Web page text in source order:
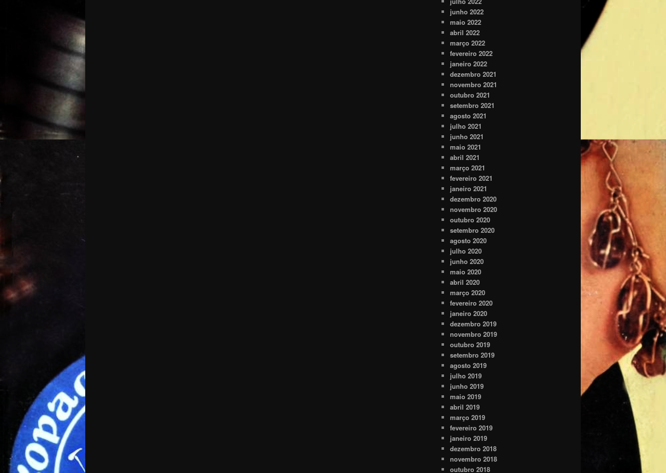
junho 2022
maio 2022
abril 2022
março 2022
fevereiro 2022
janeiro 2022
dezembro 2021
novembro 2021
outubro 2021
setembro 2021
agosto 2021
julho 2021
junho 2021
maio 2021
abril 2021
março 2021
fevereiro 2021
janeiro 2021
dezembro 2020
novembro 2020
outubro 2020
setembro 2020
agosto 2020
julho 2020
junho 2020
maio 2020
abril 2020
março 2020
fevereiro 2020
janeiro 2020
dezembro 2019
novembro 2019
outubro 2019
setembro 2019
agosto 2019
julho 2019
junho 2019
maio 2019
abril 2019
março 2019
fevereiro 2019
janeiro 2019
dezembro 2018
novembro 2018
outubro 2018